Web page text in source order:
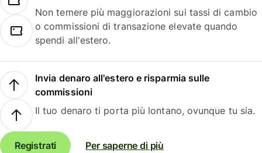
Non temere più maggiorazioni sui tassi di cambio
o commissioni di transazione elevate quando
spendi all'estero.
Invia denaro all'estero e risparmia sulle
commissioni
Il tuo denaro ti porta più lontano, ovunque tu sia.
Registrati Per saperne di più